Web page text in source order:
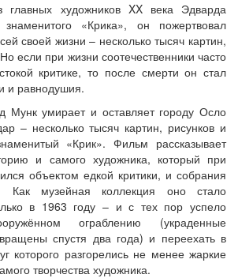
главных художников XX века Эдварда
«Крика», он пожертвовал
своей жизни – несколько тысяч картин,
если при жизни соотечественники часто
критике, то после смерти он стал
и равнодушия.
Мунк умирает и оставляет городу Осло
– несколько тысяч картин, рисунков и
«Крик». Фильм рассказывает
и самого художника, который при
объектом едкой критики, и собрания
Как музейная коллекция оно стало
в 1963 году – и с тех пор успело
ограблению (украденные
спустя два года) и переехать в
которого разгорелись не менее жаркие
творчества художника.